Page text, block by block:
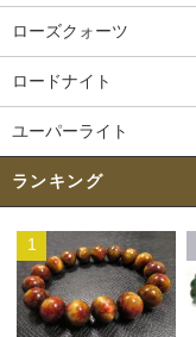
ローズクォーツ
ロードナイト
ユーパーライト
ランキング
1